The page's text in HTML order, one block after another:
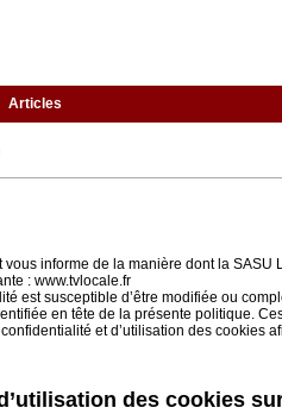
Articles
informe de la manière dont la
: www.tvlocale.fr
est susceptible d’être modifiée ou
en tête de la présente politique.
et d’utilisation des cookies
des cookies